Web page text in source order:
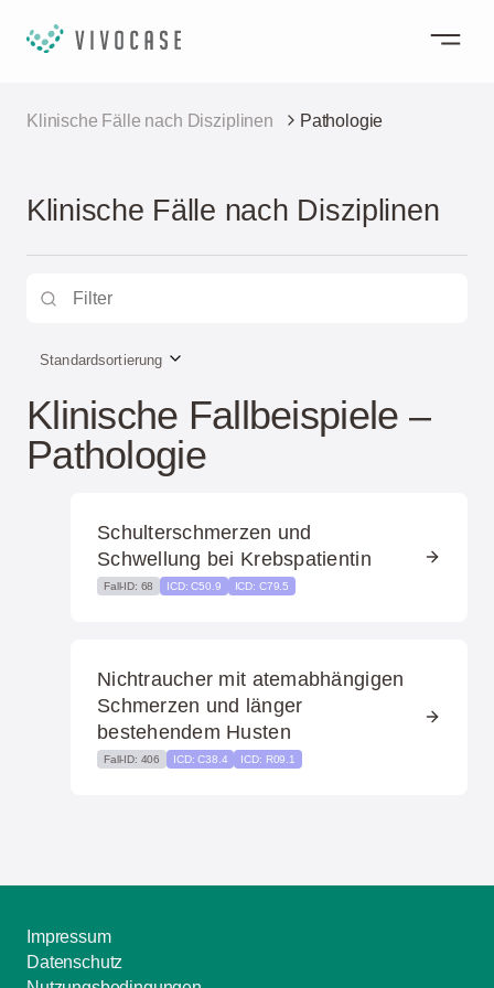
Klinische Fälle nach Disziplinen Pathologie
Klinische Fälle nach Disziplinen
Standardsortierung
Klinische Fallbeispiele –
Pathologie
Schulterschmerzen und
Schwellung bei Krebspatientin
Fall-ID: 68 ICD: C50.9 ICD: C79.5
Nichtraucher mit atemabhängigen
Schmerzen und länger
bestehendem Husten
Fall-ID: 406 ICD: C38.4 ICD: R09.1
Impressum
Datenschutz